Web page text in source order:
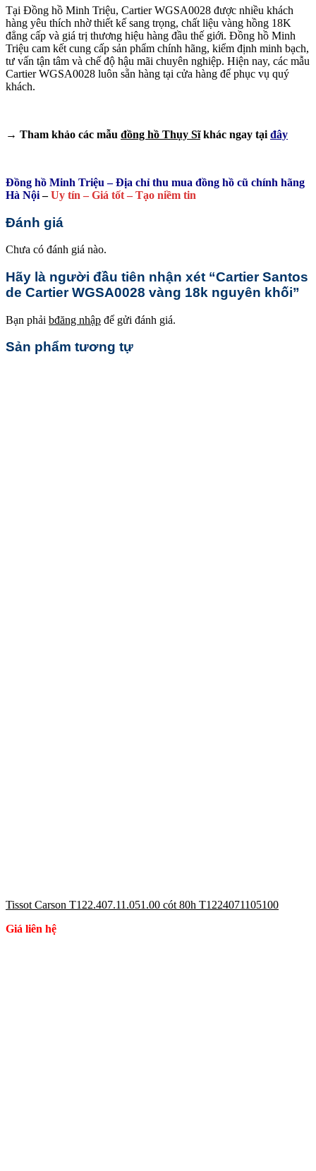
Tại Đồng hồ Minh Triệu, Cartier WGSA0028 được nhiều khách
hàng yêu thích nhờ thiết kế sang trọng, chất liệu vàng hồng 18K
đẳng cấp và giá trị thương hiệu hàng đầu thế giới. Đồng hồ Minh
Triệu cam kết cung cấp sản phẩm chính hãng, kiểm định minh bạch,
tư vấn tận tâm và chế độ hậu mãi chuyên nghiệp. Hiện nay, các mẫu
Cartier WGSA0028 luôn sẵn hàng tại cửa hàng để phục vụ quý
khách.
→ Tham khảo các mẫu đồng hồ Thụy Sĩkhác ngay tại đây
Đồng hồ Minh Triệu – Địa chỉ thu mua đồng hồ cũ chính hãng
Hà Nội–Uy tín – Giá tốt – Tạo niềm tin
Đánh giá
Chưa có đánh giá nào.
Hãy là người đầu tiên nhận xét “Cartier Santos
de Cartier WGSA0028 vàng 18k nguyên khối”
Bạn phải bđăng nhập để gửi đánh giá.
Sản phẩm tương tự
Tissot Carson T122.407.11.051.00 cót 80h T1224071105100
Giá liên hệ